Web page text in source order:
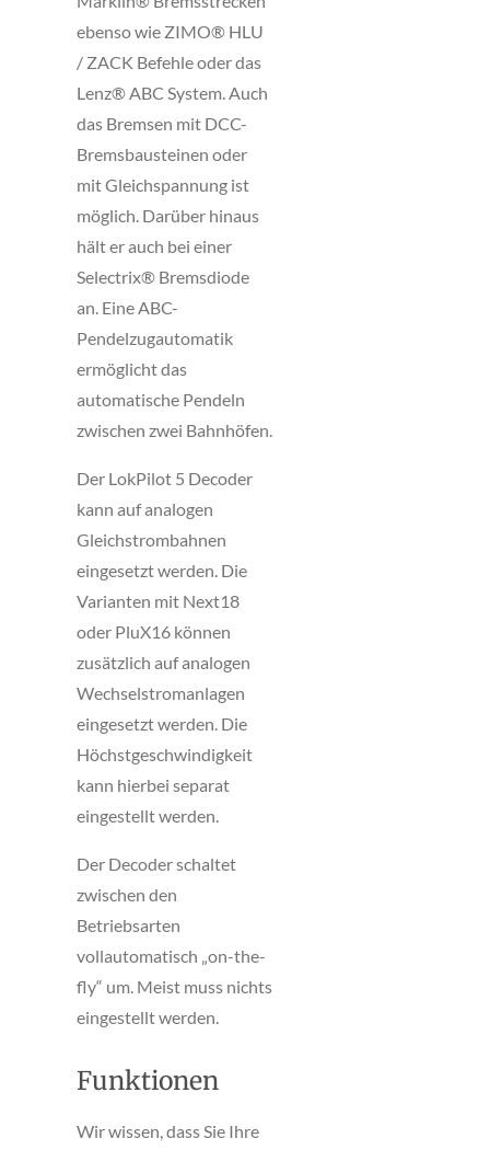
ebenso wie ZIMO® HLU
/ ZACK Befehle oder das
Lenz® ABC System. Auch
das Bremsen mit DCC-
Bremsbausteinen oder
mit Gleichspannung ist
möglich. Darüber hinaus
hält er auch bei einer
Selectrix® Bremsdiode
an. Eine ABC-
Pendelzugautomatik
ermöglicht das
automatische Pendeln
zwischen zwei Bahnhöfen.
Der LokPilot 5 Decoder
kann auf analogen
Gleichstrombahnen
eingesetzt werden. Die
Varianten mit Next18
oder PluX16 können
zusätzlich auf analogen
Wechselstromanlagen
eingesetzt werden. Die
Höchstgeschwindigkeit
kann hierbei separat
eingestellt werden.
Der Decoder schaltet
zwischen den
Betriebsarten
vollautomatisch „on-the-
fly“ um. Meist muss nichts
eingestellt werden.
Funktionen
Wir wissen, dass Sie Ihre